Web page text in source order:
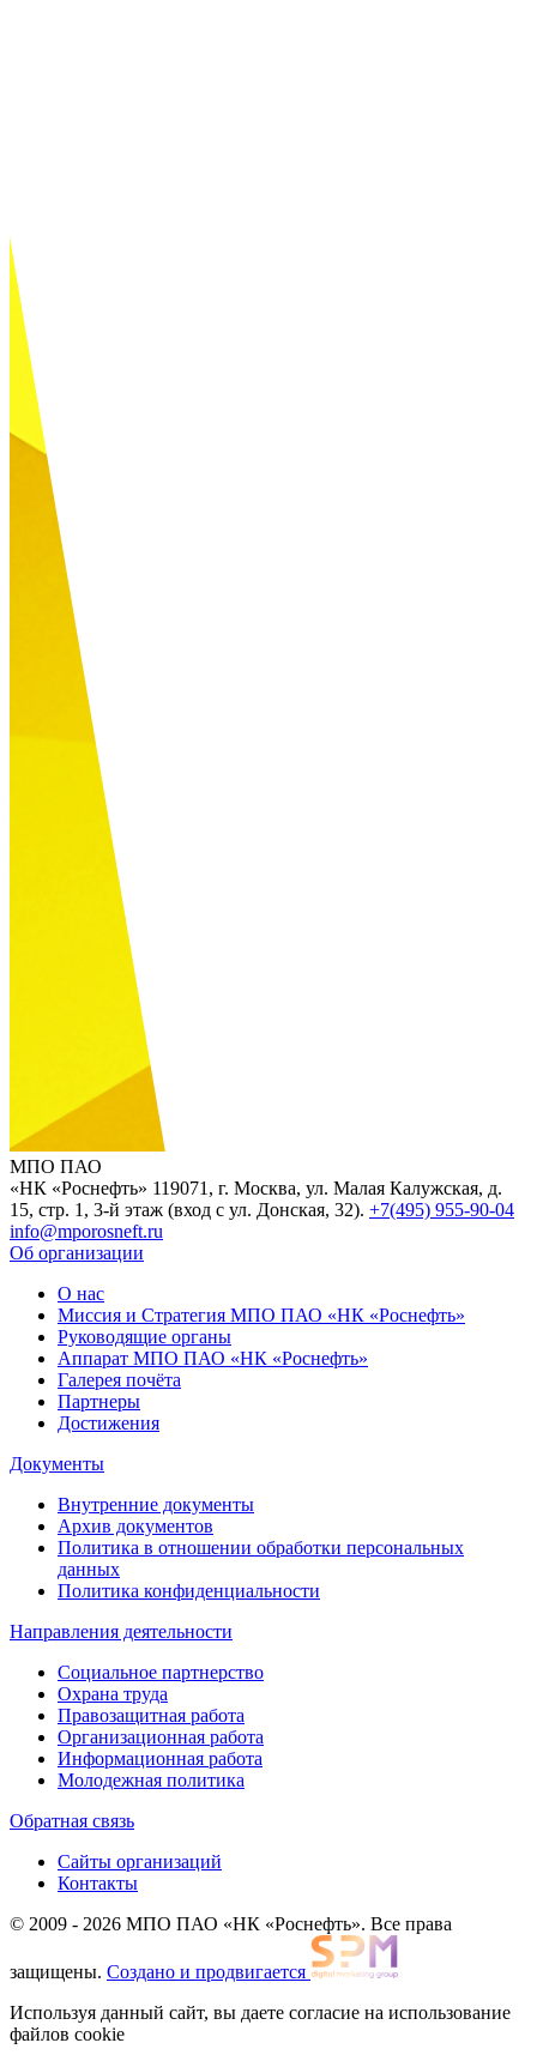
МПО ПАО
«НК «Роснефть» 119071, г. Москва, ул. Малая Калужская, д.
15, стр. 1, 3-й этаж (вход с ул. Донская, 32). +7(495) 955-90-04
info@mporosneft.ru
Об организации
О нас
Миссия и Стратегия МПО ПАО «НК «Роснефть»
Руководящие органы
Аппарат МПО ПАО «НК «Роснефть»
Галерея почёта
Партнеры
Достижения
Документы
Внутренние документы
Архив документов
Политика в отношении обработки персональных
данных
Политика конфиденциальности
Направления деятельности
Социальное партнерство
Охрана труда
Правозащитная работа
Организационная работа
Информационная работа
Молодежная политика
Обратная связь
Сайты организаций
Контакты
© 2009 - 2026 МПО ПАО «НК «Роснефть». Все права
защищены. Создано и продвигается
Используя данный сайт, вы даете согласие на использование
файлов cookie